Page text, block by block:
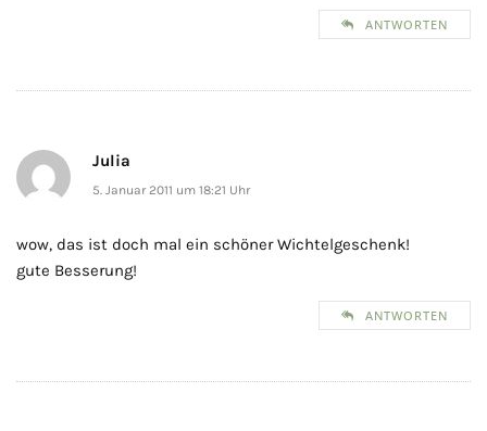
ANTWORTEN
Julia
5. Januar 2011 um 18:21 Uhr
wow, das ist doch mal ein schöner Wichtelgeschenk!
gute Besserung!
ANTWORTEN